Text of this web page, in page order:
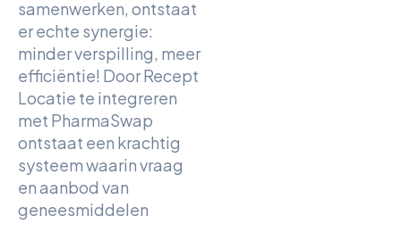
samenwerken, ontstaat
er echte synergie:
minder verspilling, meer
efficiëntie! Door Recept
Locatie te integreren
met PharmaSwap
ontstaat een krachtig
systeem waarin vraag
en aanbod van
geneesmiddelen